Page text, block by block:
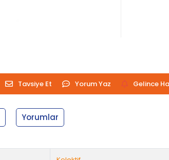
Tavsiye Et Yorum Yaz Gelince
Yorumlar